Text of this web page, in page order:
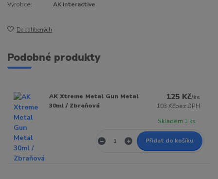
Výrobce:
AK Interactive
Do oblíbených
Podobné produkty
AK Xtreme Metal Gun Metal
30ml / Zbraňová
125 Kč/ks
103 Kčbez DPH
Skladem 1 ks
Přidat do košíku